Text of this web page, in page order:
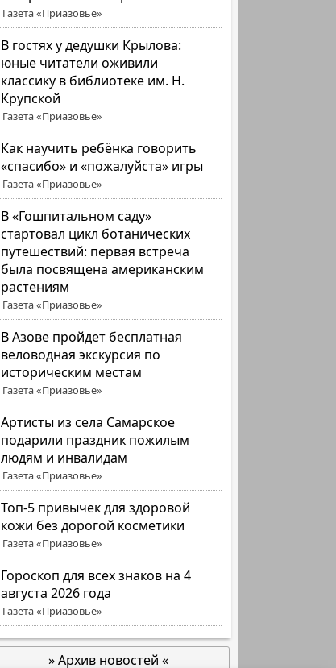
Газета «Приазовье»
В гостях у дедушки Крылова:
юные читатели оживили
классику в библиотеке им. Н.
Крупской
Газета «Приазовье»
Как научить ребёнка говорить
«спасибо» и «пожалуйста» игры
Газета «Приазовье»
В «Гошпитальном саду»
стартовал цикл ботанических
путешествий: первая встреча
была посвящена американским
растениям
Газета «Приазовье»
В Азове пройдет бесплатная
веловодная экскурсия по
историческим местам
Газета «Приазовье»
Артисты из села Самарское
подарили праздник пожилым
людям и инвалидам
Газета «Приазовье»
Топ-5 привычек для здоровой
кожи без дорогой косметики
Газета «Приазовье»
Гороскоп для всех знаков на 4
августа 2026 года
Газета «Приазовье»
» Архив новостей «